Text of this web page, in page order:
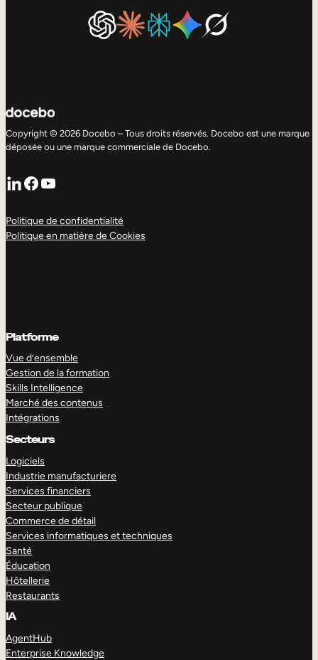
Copyright © 2026 Docebo – Tous droits réservés. Docebo est une marque
déposée ou une marque commerciale de Docebo.
LinkedIn
Facebook
YouTube
Politique de confidentialité
Politique en matière de Cookies
Platforme
Vue d’ensemble
Gestion de la formation
Skills Intelligence
Marché des contenus
Intégrations
Secteurs
Logiciels
Industrie manufacturiere
Services financiers
Secteur publique
Commerce de détail
Services informatiques et techniques
Santé
Éducation
Hôtellerie
Restaurants
IA
AgentHub
Enterprise Knowledge